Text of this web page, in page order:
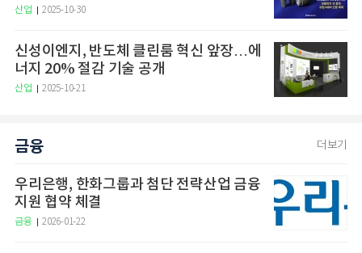
산업 2025-10-30
신성이엔지, 반도체 클린룸 혁신 앞장…에
너지 20% 절감 기술 공개
산업 2025-10-21
금융 더보기
우리은행, 한화그룹과 첨단 전략산업 금융
지원 협약 체결
금융 2026-01-22